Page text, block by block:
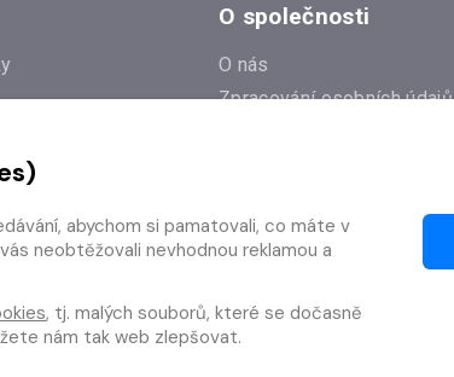
O společnosti
O nás
Zpracování osobních údajů
abychom si pamatovali, co máte v
neobtěžovali nevhodnou reklamou a
, tj. malých souborů, které se dočasně
nám tak web zlepšovat.